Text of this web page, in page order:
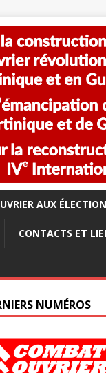
AUX
CONTACTS ET
NUMÉROS